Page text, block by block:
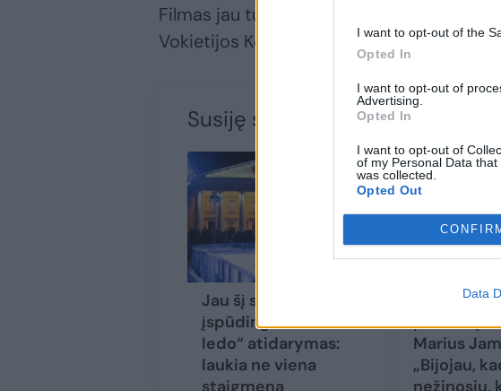
I want to opt-out of the
Opted In
I want to opt-out of
Advertising.
Opted In
I want to opt-out of
of my Personal Data
was collected.
Opted Out
Data
Filmas jau turi keletą apdovanojimų –
Vokietijos Kotbuso festivalyje.
Susiję straipsniai
Jau šį sekmadienį –
įspūdingas „Vilniaus
ledo“ atidarymas:
laukia ne viena
Naujame
pasirodęs
Marius
„Bijojau,